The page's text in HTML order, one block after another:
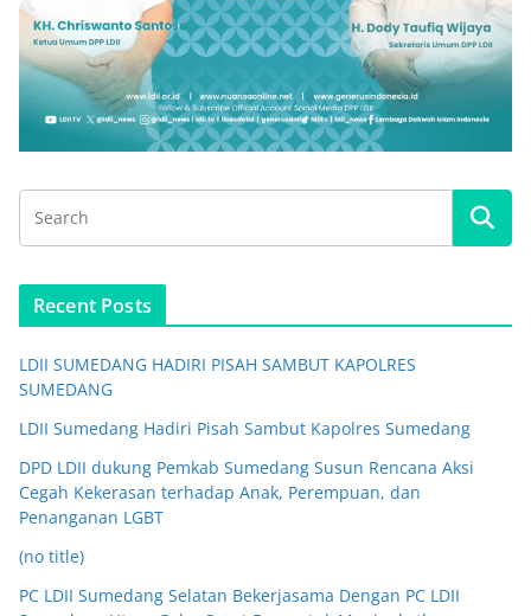
Recent Posts
LDII SUMEDANG HADIRI PISAH SAMBUT KAPOLRES
SUMEDANG
LDII Sumedang Hadiri Pisah Sambut Kapolres Sumedang
DPD LDII dukung Pemkab Sumedang Susun Rencana Aksi
Cegah Kekerasan terhadap Anak, Perempuan, dan
Penanganan LGBT
(no title)
PC LDII Sumedang Selatan Bekerjasama Dengan PC LDII